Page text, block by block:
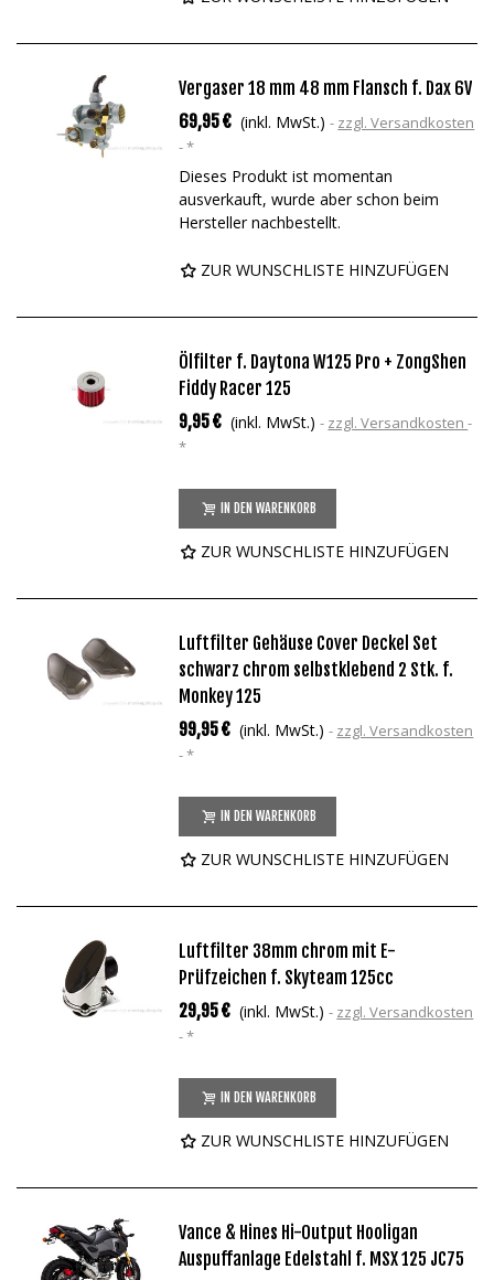
Vergaser 18 mm 48 mm Flansch f. Dax 6V
69,95 € (inkl. MwSt.)
zzgl. Versandkosten
*
Dieses Produkt ist momentan
ausverkauft, wurde aber schon beim
Hersteller nachbestellt.
ZUR WUNSCHLISTE HINZUFÜGEN
Ölfilter f. Daytona W125 Pro + ZongShen
Fiddy Racer 125
9,95 € (inkl. MwSt.)
zzgl. Versandkosten
*
IN DEN WARENKORB
ZUR WUNSCHLISTE HINZUFÜGEN
Luftfilter Gehäuse Cover Deckel Set
schwarz chrom selbstklebend 2 Stk. f.
Monkey 125
99,95 € (inkl. MwSt.)
zzgl. Versandkosten
*
IN DEN WARENKORB
ZUR WUNSCHLISTE HINZUFÜGEN
Luftfilter 38mm chrom mit E-
Prüfzeichen f. Skyteam 125cc
29,95 € (inkl. MwSt.)
zzgl. Versandkosten
*
IN DEN WARENKORB
ZUR WUNSCHLISTE HINZUFÜGEN
Vance & Hines Hi-Output Hooligan
Auspuffanlage Edelstahl f. MSX 125 JC75